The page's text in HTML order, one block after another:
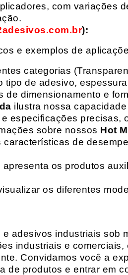
com variações
):
e exemplos de
categorias
de adesivo,
dimensionamento e
ilustra nossa
especificações precisas,
sobre nossos Hot
de
apresenta os produtos
os diferentes
adesivos industriais sob
industriais e
Convidamos você a
de produtos e entrar em